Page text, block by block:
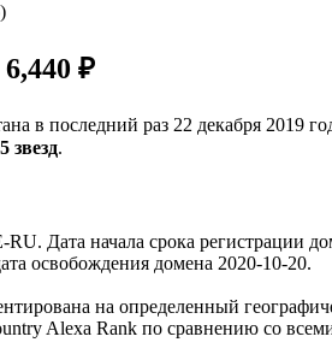
₽
в последний раз 22 декабря 2019
звезд.
Дата начала срока регистрации
освобождения домена 2020-10-20.
на определенный
Alexa Rank по сравнению со